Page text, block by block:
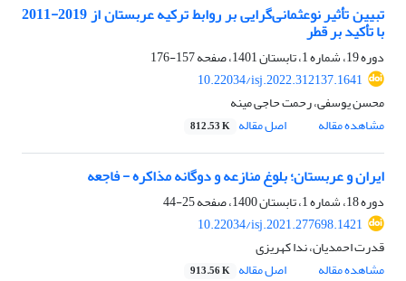
تبیین تأثیر نوعثمانی‌گرایی بر روابط ترکیه عربستان از 2019-2011
با تأکید بر قطر
دوره 19، شماره 1، تابستان 1401، صفحه
157-176
10.22034/isj.2022.312137.1641
محسن یوسفی، رحمت حاجی مینه
مشاهده مقاله
اصل مقاله 812.53 K
ایران و عربستان؛ بلوغ منازعه و دوگانه مذاکره - فاجعه
دوره 18، شماره 1، تابستان 1400، صفحه
25-44
10.22034/isj.2021.277698.1421
قدرت احمدیان، ندا کهریزی
مشاهده مقاله
اصل مقاله 913.56 K